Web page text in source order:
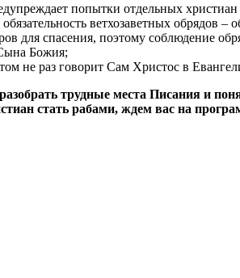
попытки отдельных
ветхозаветных обрядов
для спасения, поэтому соблюдение
Божия;
не раз говорит Сам Христос в
трудные места Писания и
стать рабами, ждем вас на